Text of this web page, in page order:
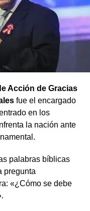
Acción de Gracias
fue el encargado
en los
la nación ante
palabras bíblicas
pregunta
«¿Cómo se debe